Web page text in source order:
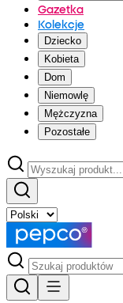
Gazetka
Kolekcje
Dziecko
Kobieta
Dom
Niemowlę
Mężczyzna
Pozostałe